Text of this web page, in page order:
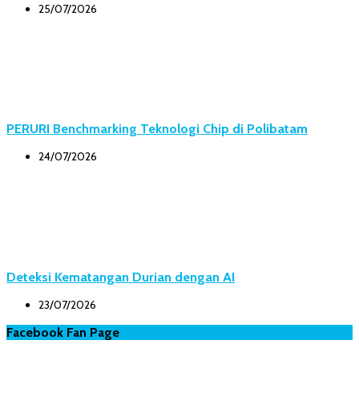
25/07/2026
PERURI Benchmarking Teknologi Chip di Polibatam
24/07/2026
Deteksi Kematangan Durian dengan AI
23/07/2026
Facebook Fan Page